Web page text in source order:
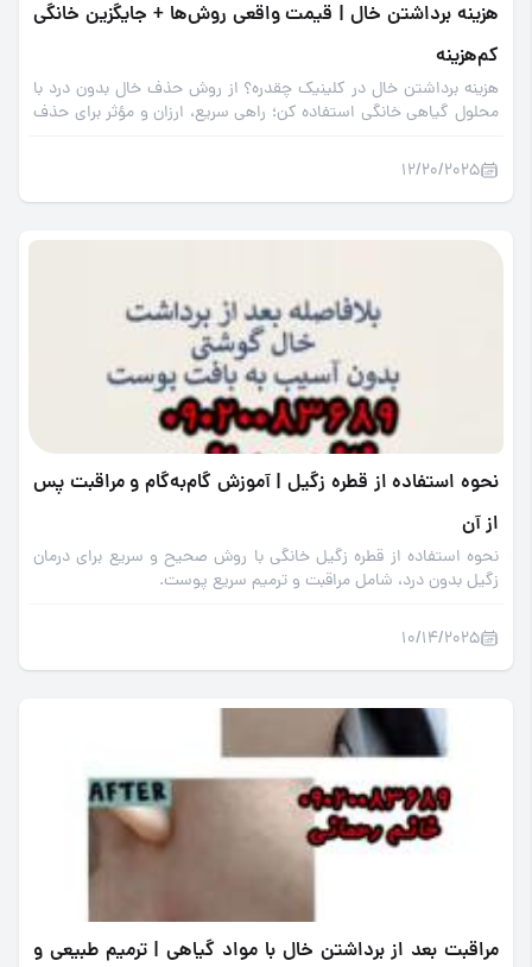
هزینه برداشتن خال | قیمت واقعی روش‌ها + جایگزین خانگی
کم‌هزینه
هزینه برداشتن خال در کلینیک چقدره؟ از روش حذف خال بدون درد با
محلول گیاهی خانگی استفاده کن؛ راهی سریع، ارزان و مؤثر برای حذف
12/20/2025
نحوه استفاده از قطره زگیل | آموزش گام‌به‌گام و مراقبت پس
از آن
نحوه استفاده از قطره زگیل خانگی با روش صحیح و سریع برای درمان
زگیل بدون درد، شامل مراقبت و ترمیم سریع پوست.
10/14/2025
مراقبت بعد از برداشتن خال با مواد گیاهی | ترمیم طبیعی و